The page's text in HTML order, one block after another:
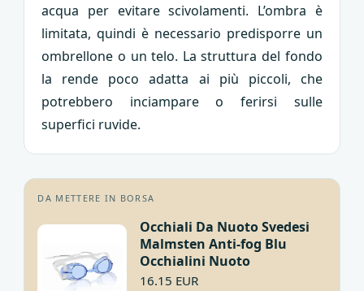
acqua per evitare scivolamenti. L’ombra è
limitata, quindi è necessario predisporre un
ombrellone o un telo. La struttura del fondo
la rende poco adatta ai più piccoli, che
potrebbero inciampare o ferirsi sulle
superfici ruvide.
DA METTERE IN BORSA
Occhiali Da Nuoto Svedesi
Malmsten Anti-fog Blu
Occhialini Nuoto
16.15 EUR